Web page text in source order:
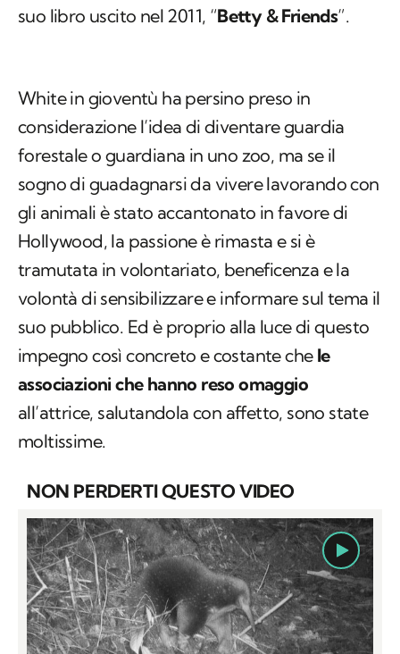
suo libro uscito nel 2011, “Betty & Friends”.
White in gioventù ha persino preso in
considerazione l’idea di diventare guardia
forestale o guardiana in uno zoo, ma se il
sogno di guadagnarsi da vivere lavorando con
gli animali è stato accantonato in favore di
Hollywood, la passione è rimasta e si è
tramutata in volontariato, beneficenza e la
volontà di sensibilizzare e informare sul tema il
suo pubblico. Ed è proprio alla luce di questo
impegno così concreto e costante chele
associazioni che hanno reso omaggio
all’attrice, salutandola con affetto, sono state
moltissime.
NON PERDERTI QUESTO VIDEO